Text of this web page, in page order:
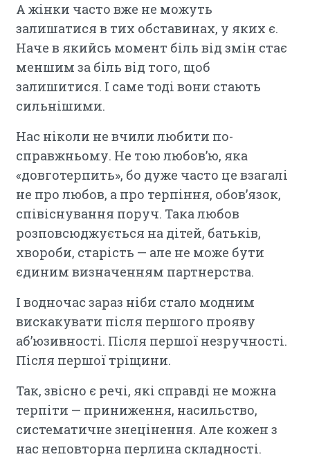
А жінки часто вже не можуть
залишатися в тих обставинах, у яких є.
Наче в якийсь момент біль від змін стає
меншим за біль від того, щоб
залишитися. І саме тоді вони стають
сильнішими.
Нас ніколи не вчили любити по-
справжньому. Не тою любов’ю, яка
«довготерпить», бо дуже часто це взагалі
не про любов, а про терпіння, обов’язок,
співіснування поруч. Така любов
розповсюджується на дітей, батьків,
хвороби, старість — але не може бути
єдиним визначенням партнерства.
І водночас зараз ніби стало модним
вискакувати після першого прояву
аб’юзивності. Після першої незручності.
Після першої тріщини.
Так, звісно є речі, які справді не можна
терпіти — приниження, насильство,
систематичне знецінення. Але кожен з
нас неповторна перлина складності.